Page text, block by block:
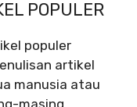
POPULER
populer
artikel
manusia atau
masing